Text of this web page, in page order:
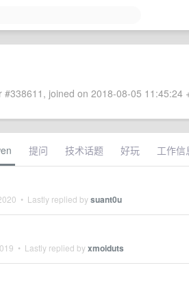
#338611, joined on 2018-08-05 11:45:24
提问 技术话题 好玩 工作信
• Lastly replied bysuant0u
• Lastly replied byxmoiduts